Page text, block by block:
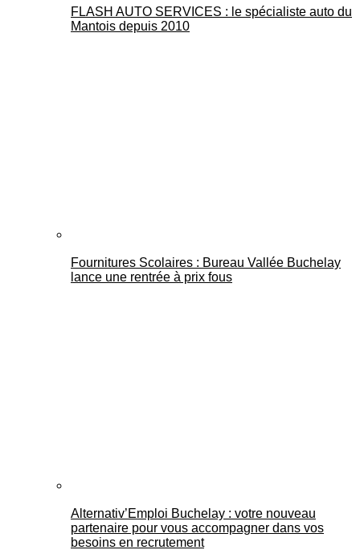
FLASH AUTO SERVICES : le spécialiste auto du
Mantois depuis 2010
Fournitures Scolaires : Bureau Vallée Buchelay
lance une rentrée à prix fous
Alternativ’Emploi Buchelay : votre nouveau
partenaire pour vous accompagner dans vos
besoins en recrutement